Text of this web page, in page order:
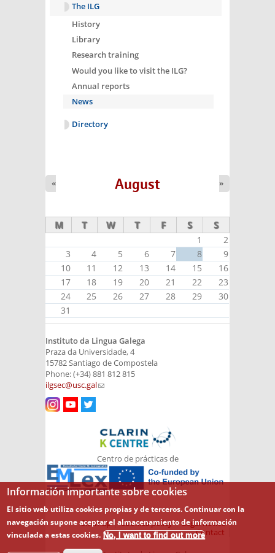
The ILG
History
Library
Research training
Would you like to visit the ILG?
Annual reports
News
Directory
August
« »
M T W T F S S
1
2
3
4 5 6 7 8
9
10
11 12 13 14 15
16
17
18 19 20 21 22
23
24
25 26 27 28 29
30
31
Instituto da Lingua Galega
Praza da Universidade, 4
15782 Santiago de Compostela
Phone: (+34) 881 812 815
ilgsec@usc.gal(link sends e-mail)
Centro de prácticas de
Legal notice
Cookies policy
Sitemap
Contact
Información importante sobre cookies
El sitio web utiliza cookies propias y de terceros. Continuar con la
navegación supone aceptar el almacenamiento de información
vinculada a estas cookies. No, I want to find out more